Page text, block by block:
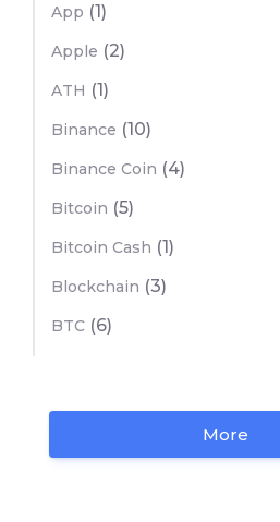
App (1)
Apple (2)
ATH (1)
Binance (10)
Binance Coin (4)
Bitcoin (5)
Bitcoin Cash (1)
Blockchain (3)
BTC (6)
More